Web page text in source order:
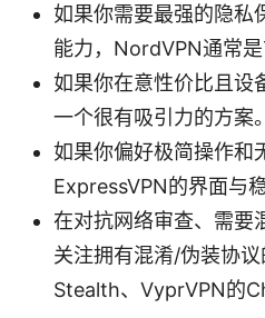
如果你需要最强的隐私
能力，NordVPN通常是
如果你在意性价比且
一个很有吸引力的方案。
如果你偏好极简操作和
ExpressVPN的界面与
在对抗网络审查、需要
关注拥有混淆/伪装协
Stealth、VyprVPN的